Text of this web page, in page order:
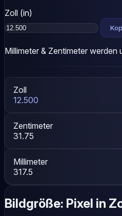
Zoll (in)
Millimeter & Zentimeter werden
Zoll
12.500
Zentimeter
31.75
Millimeter
317.5
Bildgröße: Pixel in